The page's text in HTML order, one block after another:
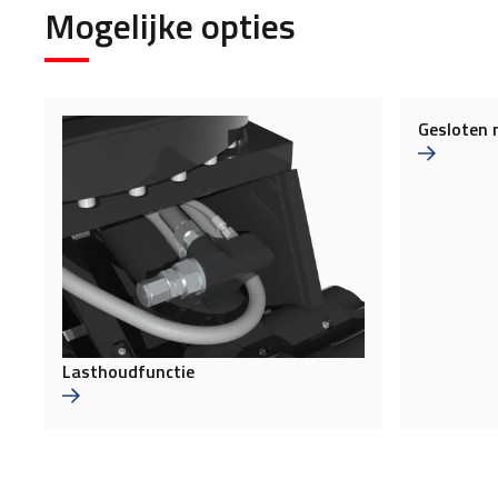
Mogelijke opties
Lasthoudfunctie
Gesloten